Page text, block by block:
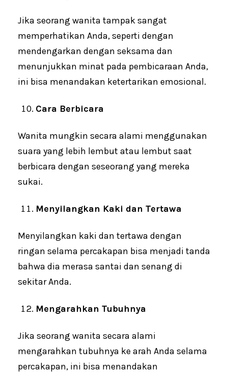
Jika seorang wanita tampak sangat
memperhatikan Anda, seperti dengan
mendengarkan dengan seksama dan
menunjukkan minat pada pembicaraan Anda,
ini bisa menandakan ketertarikan emosional.
Cara Berbicara
Wanita mungkin secara alami menggunakan
suara yang lebih lembut atau lembut saat
berbicara dengan seseorang yang mereka
sukai.
Menyilangkan Kaki dan Tertawa
Menyilangkan kaki dan tertawa dengan
ringan selama percakapan bisa menjadi tanda
bahwa dia merasa santai dan senang di
sekitar Anda.
Mengarahkan Tubuhnya
Jika seorang wanita secara alami
mengarahkan tubuhnya ke arah Anda selama
percakapan, ini bisa menandakan